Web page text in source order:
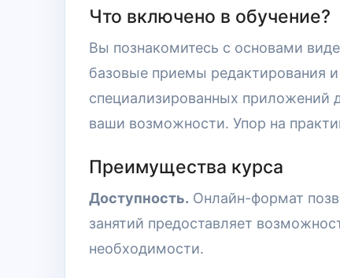
Что включено в обучение?
Вы познакомитесь с основами
базовые приемы редактирования
специализированных приложений
ваши возможности. Упор на
Преимущества курса
Доступность. Онлайн-формат
занятий предоставляет
необходимости.